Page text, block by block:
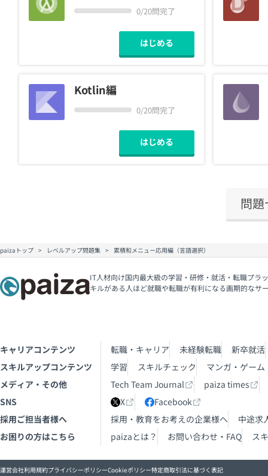
0/20問完了
はじめる
Kotlin編
0/20問完了
はじめる
問
paizaトップ レベルアップ問題集 累積和メニュー応用編（言語選択）
IT人材向け国内最大級の学習・研修・就活・転職プラ
キルがある人ほど就職や転職が有利になる画期的なサ
キャリアコンテンツ 転職・キャリア 未経験転職
新卒就活
スキルアップコンテンツ
学習 スキルチェック
マンガ・ゲーム
メディア・その他
Tech Team Journal
paiza times
SNS
X
Facebook
採用ご担当者様へ
採用・教育をお考えの企業様へ
中途求
お困りの方はこちら
paizaとは？ お問い合わせ・FAQ ス
運営会社利用規約プライバシーポリシーCookieポリシー特定商取引法に基づく表記